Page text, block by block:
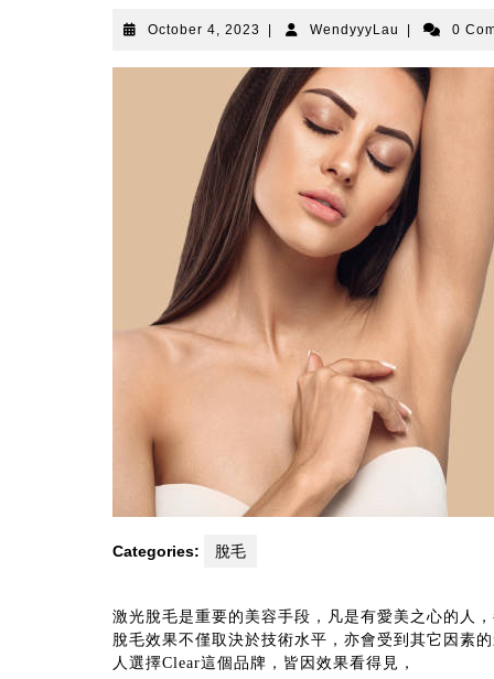
October 4, 2023 October
2023
WendyyyLau WendyyyLau
0
Categories: 脫毛
激光脫毛是重要的美容手段，凡是有愛美之心的人
脫毛效果不僅取決於技術水平，亦會受到其它因素
人選擇Clear這個品牌，皆因效果看得見，